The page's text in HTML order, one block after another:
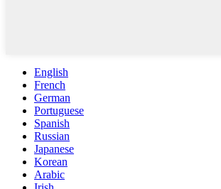
English
French
German
Portuguese
Spanish
Russian
Japanese
Korean
Arabic